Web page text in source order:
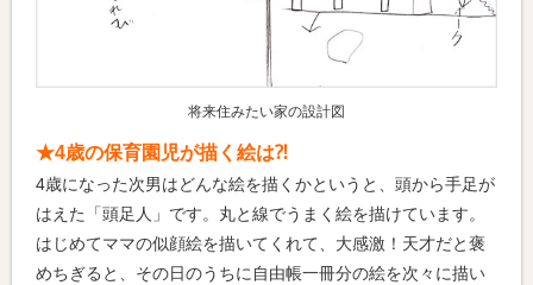
将来住みたい家の設計図
★4歳の保育園児が描く絵は⁈
4歳になった次男はどんな絵を描くかというと、頭から手足が
はえた「頭足人」です。丸と線でうまく絵を描けています。
はじめてママの似顔絵を描いてくれて、大感激！天才だと褒
めちぎると、その日のうちに自由帳一冊分の絵を次々に描い